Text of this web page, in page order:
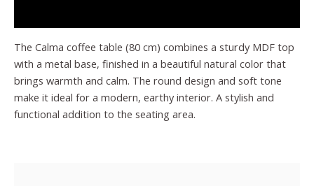
The Calma coffee table (80 cm) combines a sturdy MDF top
with a metal base, finished in a beautiful natural color that
brings warmth and calm. The round design and soft tone
make it ideal for a modern, earthy interior. A stylish and
functional addition to the seating area.